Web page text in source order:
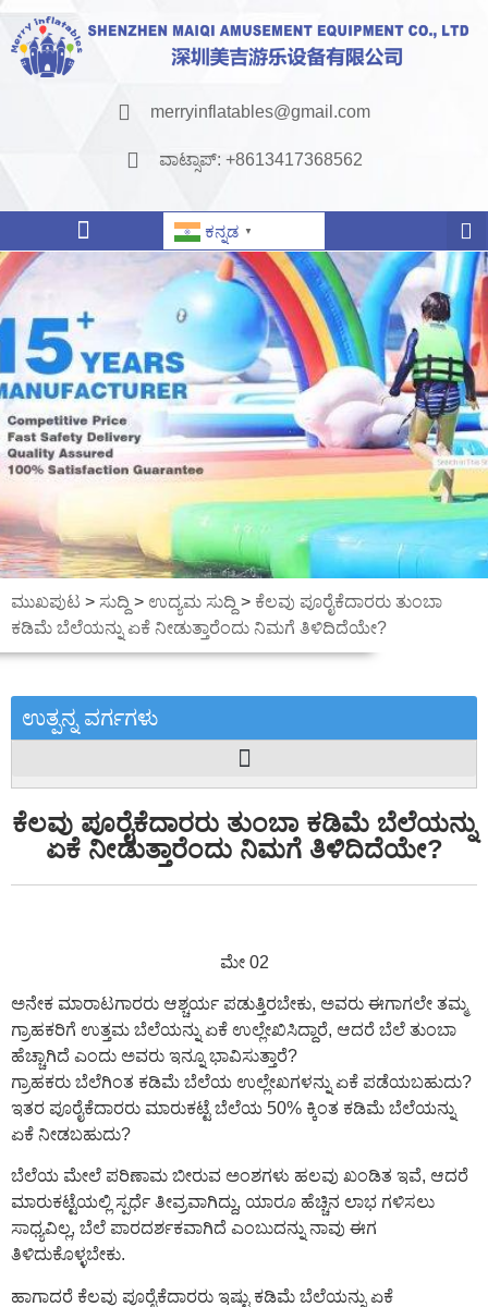
merryinflatables@gmail.com
ವಾಟ್ಸಾಪ್: +8613417368562
ಕನ್ನಡ ▼
ಮುಖಪುಟ > ಸುದ್ದಿ > ಉದ್ಯಮ ಸುದ್ದಿ > ಕೆಲವು ಪೂರೈಕೆದಾರರು ತುಂಬಾ
ಕಡಿಮೆ ಬೆಲೆಯನ್ನು ಏಕೆ ನೀಡುತ್ತಾರೆಂದು ನಿಮಗೆ ತಿಳಿದಿದೆಯೇ?
ಉತ್ಪನ್ನ ವರ್ಗಗಳು
ಕೆಲವು ಪೂರೈಕೆದಾರರು ತುಂಬಾ ಕಡಿಮೆ ಬೆಲೆಯನ್ನು
ಏಕೆ ನೀಡುತ್ತಾರೆಂದು ನಿಮಗೆ ತಿಳಿದಿದೆಯೇ?
ಮೇ 02
ಅನೇಕ ಮಾರಾಟಗಾರರು ಆಶ್ಚರ್ಯ ಪಡುತ್ತಿರಬೇಕು, ಅವರು ಈಗಾಗಲೇ ತಮ್ಮ
ಗ್ರಾಹಕರಿಗೆ ಉತ್ತಮ ಬೆಲೆಯನ್ನು ಏಕೆ ಉಲ್ಲೇಖಿಸಿದ್ದಾರೆ, ಆದರೆ ಬೆಲೆ ತುಂಬಾ
ಹೆಚ್ಚಾಗಿದೆ ಎಂದು ಅವರು ಇನ್ನೂ ಭಾವಿಸುತ್ತಾರೆ?
ಗ್ರಾಹಕರು ಬೆಲೆಗಿಂತ ಕಡಿಮೆ ಬೆಲೆಯ ಉಲ್ಲೇಖಗಳನ್ನು ಏಕೆ ಪಡೆಯಬಹುದು?
ಇತರ ಪೂರೈಕೆದಾರರು ಮಾರುಕಟ್ಟೆ ಬೆಲೆಯ 50% ಕ್ಕಿಂತ ಕಡಿಮೆ ಬೆಲೆಯನ್ನು
ಏಕೆ ನೀಡಬಹುದು?
ಬೆಲೆಯ ಮೇಲೆ ಪರಿಣಾಮ ಬೀರುವ ಅಂಶಗಳು ಹಲವು ಖಂಡಿತ ಇವೆ, ಆದರೆ
ಮಾರುಕಟ್ಟೆಯಲ್ಲಿ ಸ್ಪರ್ಧೆ ತೀವ್ರವಾಗಿದ್ದು, ಯಾರೂ ಹೆಚ್ಚಿನ ಲಾಭ ಗಳಿಸಲು
ಸಾಧ್ಯವಿಲ್ಲ, ಬೆಲೆ ಪಾರದರ್ಶಕವಾಗಿದೆ ಎಂಬುದನ್ನು ನಾವು ಈಗ
ತಿಳಿದುಕೊಳ್ಳಬೇಕು.
ಹಾಗಾದರೆ ಕೆಲವು ಪೂರೈಕೆದಾರರು ಇಷ್ಟು ಕಡಿಮೆ ಬೆಲೆಯನ್ನು ಏಕೆ